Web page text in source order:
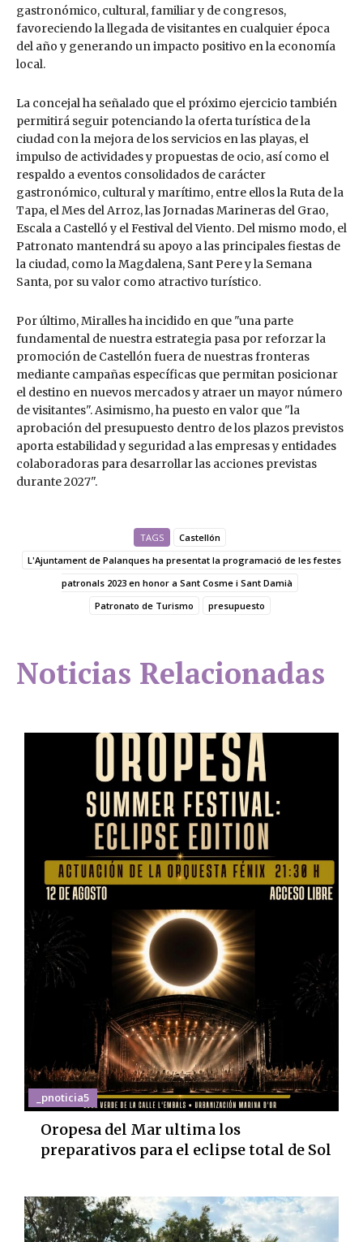
gastronómico, cultural, familiar y de congresos,
favoreciendo la llegada de visitantes en cualquier época
del año y generando un impacto positivo en la economía
local.
La concejal ha señalado que el próximo ejercicio también
permitirá seguir potenciando la oferta turística de la
ciudad con la mejora de los servicios en las playas, el
impulso de actividades y propuestas de ocio, así como el
respaldo a eventos consolidados de carácter
gastronómico, cultural y marítimo, entre ellos la Ruta de la
Tapa, el Mes del Arroz, las Jornadas Marineras del Grao,
Escala a Castelló y el Festival del Viento. Del mismo modo, el
Patronato mantendrá su apoyo a las principales fiestas de
la ciudad, como la Magdalena, Sant Pere y la Semana
Santa, por su valor como atractivo turístico.
Por último, Miralles ha incidido en que "una parte
fundamental de nuestra estrategia pasa por reforzar la
promoción de Castellón fuera de nuestras fronteras
mediante campañas específicas que permitan posicionar
el destino en nuevos mercados y atraer un mayor número
de visitantes". Asimismo, ha puesto en valor que "la
aprobación del presupuesto dentro de los plazos previstos
aporta estabilidad y seguridad a las empresas y entidades
colaboradoras para desarrollar las acciones previstas
durante 2027".
TAGS
Castellón
L'Ajuntament de Palanques ha presentat la programació de les festes
patronals 2023 en honor a Sant Cosme i Sant Damià
Patronato de Turismo
presupuesto
Noticias Relacionadas
_pnoticia5
Oropesa del Mar ultima los
preparativos para el eclipse total de Sol